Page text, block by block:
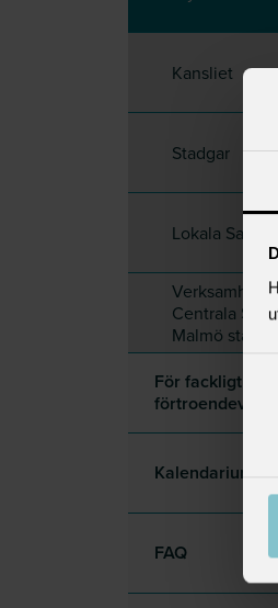
Kansliet
Stadgar
Lokala Sacoråd
Centrala
Malmö stad
För fackligt
förtroendevalda
Kalendarium
FAQ